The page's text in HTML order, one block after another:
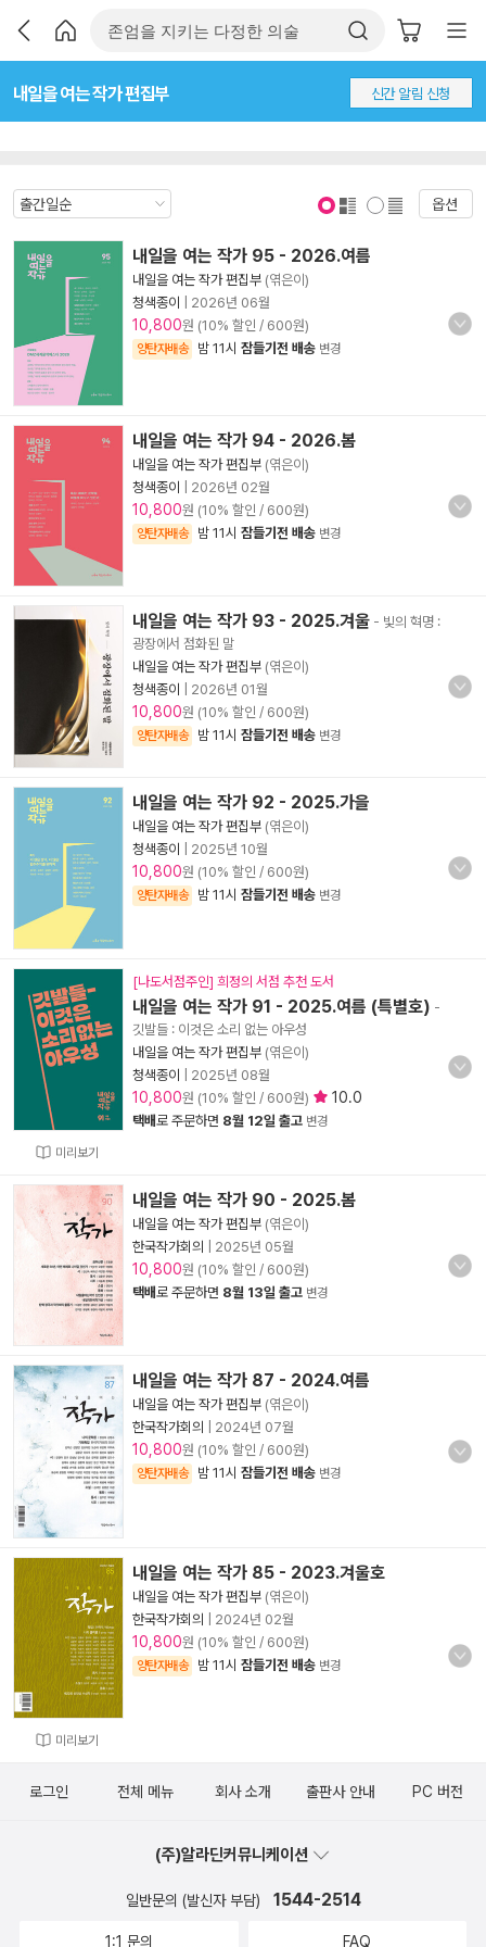
내일을 여는 작가 편집부 신간 알림 신청
옵션
내일을 여는 작가 95 - 2026.여름
내일을 여는 작가 편집부 (엮은이)
청색종이
2026년 06월
10,800원 (10% 할인 / 600원)
양탄자배송 밤 11시 잠들기전 배송 변경
내일을 여는 작가 94 - 2026.봄
내일을 여는 작가 편집부 (엮은이)
청색종이
2026년 02월
10,800원 (10% 할인 / 600원)
양탄자배송 밤 11시 잠들기전 배송 변경
내일을 여는 작가 93 - 2025.겨울 - 빛의 혁명 :
광장에서 점화된 말
내일을 여는 작가 편집부 (엮은이)
청색종이
2026년 01월
10,800원 (10% 할인 / 600원)
양탄자배송 밤 11시 잠들기전 배송 변경
내일을 여는 작가 92 - 2025.가을
내일을 여는 작가 편집부 (엮은이)
청색종이
2025년 10월
10,800원 (10% 할인 / 600원)
양탄자배송 밤 11시 잠들기전 배송 변경
미리보기
[나도서점주인] 희정의 서점 추천 도서
내일을 여는 작가 91 - 2025.여름 (특별호) -
깃발들 : 이것은 소리 없는 아우성
내일을 여는 작가 편집부 (엮은이)
청색종이
2025년 08월
10,800원 (10% 할인 / 600원) 10.0
택배로 주문하면 8월 12일 출고 변경
내일을 여는 작가 90 - 2025.봄
내일을 여는 작가 편집부 (엮은이)
한국작가회의
2025년 05월
10,800원 (10% 할인 / 600원)
택배로 주문하면 8월 13일 출고 변경
내일을 여는 작가 87 - 2024.여름
내일을 여는 작가 편집부 (엮은이)
한국작가회의
2024년 07월
10,800원 (10% 할인 / 600원)
양탄자배송 밤 11시 잠들기전 배송 변경
미리보기
내일을 여는 작가 85 - 2023.겨울호
내일을 여는 작가 편집부 (엮은이)
한국작가회의
2024년 02월
10,800원 (10% 할인 / 600원)
양탄자배송 밤 11시 잠들기전 배송 변경
로그인 전체 메뉴 회사 소개 출판사 안내 PC 버전
(주)알라딘커뮤니케이션
일반문의 (발신자 부담) 1544-2514
1:1 문의 FAQ